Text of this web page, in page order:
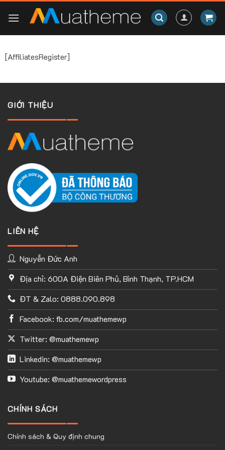
[AffiliatesRegister]
GIỚI THIỆU
LIÊN HỆ
Nguyễn Đức Anh
Địa chỉ: 600A Điện Biên Phủ, Bình Thạnh, TP.HCM
ĐT & Zalo: 0888.090.898
Facebook: fb.com/muathemewp
Twitter: @muathemewp
Linkedin: @muathemewp
Youtube: @muathemewordpress
CHÍNH SÁCH
Chính sách & Quy định chung